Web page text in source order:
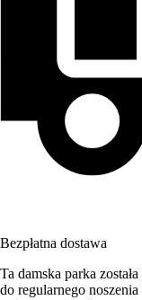
Bezpłatna dostawa
Ta damska parka
do regularnego